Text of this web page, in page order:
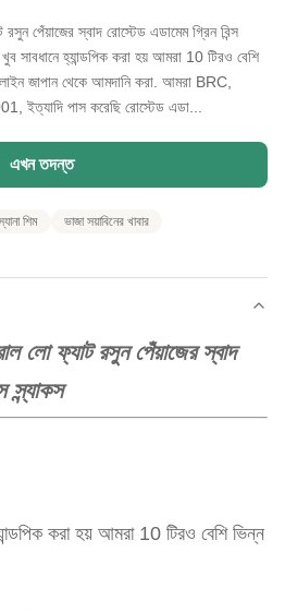
পেঁয়াজের স্বাদ রোস্টেড এডামেম গ্রিন বিন্স
খুব সাবধানে হ্যান্ডপিক করা হয় আমরা 10 টিরও বেশি
জাপান থেকে আমদানি করা. আমরা BRC,
পাস করেছি রোস্টেড এডা...
এখন তদন্ত
শিম ভাজা সয়াবিনের খাবার
লো ফ্যাট রসুন পেঁয়াজের স্বাদ
স্ন্যাকস
করা হয় আমরা 10 টিরও বেশি ভিন্ন